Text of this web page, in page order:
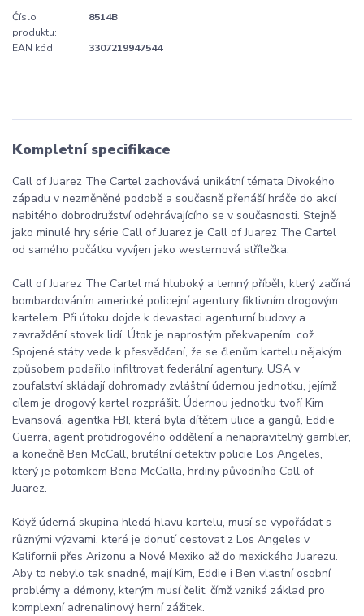
Číslo
produktu:
8514B
EAN kód: 3307219947544
Kompletní specifikace
Call of Juarez The Cartel zachovává unikátní témata Divokého
západu v nezměněné podobě a současně přenáší hráče do akcí
nabitého dobrodružství odehrávajícího se v současnosti. Stejně
jako minulé hry série Call of Juarez je Call of Juarez The Cartel
od samého počátku vyvíjen jako westernová střílečka.
Call of Juarez The Cartel má hluboký a temný příběh, který začíná
bombardováním americké policejní agentury fiktivním drogovým
kartelem. Při útoku dojde k devastaci agenturní budovy a
zavraždění stovek lidí. Útok je naprostým překvapením, což
Spojené státy vede k přesvědčení, že se členům kartelu nějakým
způsobem podařilo infiltrovat federální agentury. USA v
zoufalství skládají dohromady zvláštní údernou jednotku, jejímž
cílem je drogový kartel rozprášit. Údernou jednotku tvoří Kim
Evansová, agentka FBI, která byla dítětem ulice a gangů, Eddie
Guerra, agent protidrogového oddělení a nenapravitelný gambler,
a konečně Ben McCall, brutální detektiv policie Los Angeles,
který je potomkem Bena McCalla, hrdiny původního Call of
Juarez.
Když úderná skupina hledá hlavu kartelu, musí se vypořádat s
různými výzvami, které je donutí cestovat z Los Angeles v
Kalifornii přes Arizonu a Nové Mexiko až do mexického Juarezu.
Aby to nebylo tak snadné, mají Kim, Eddie i Ben vlastní osobní
problémy a démony, kterým musí čelit, čímž vzniká základ pro
komplexní adrenalinový herní zážitek.